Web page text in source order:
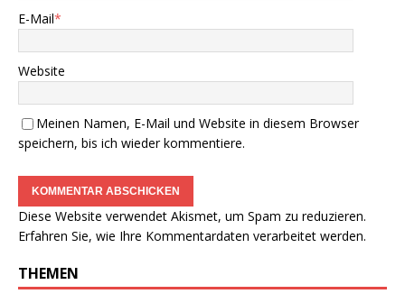
E-Mail*
Website
Meinen Namen, E-Mail und Website in diesem Browser
speichern, bis ich wieder kommentiere.
Diese Website verwendet Akismet, um Spam zu reduzieren.
Erfahren Sie, wie Ihre Kommentardaten verarbeitet werden.
THEMEN